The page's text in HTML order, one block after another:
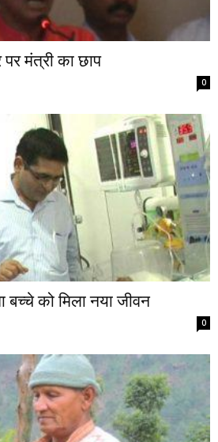
मंत्री का छाप
0
बच्चे को मिला नया जीवन
0